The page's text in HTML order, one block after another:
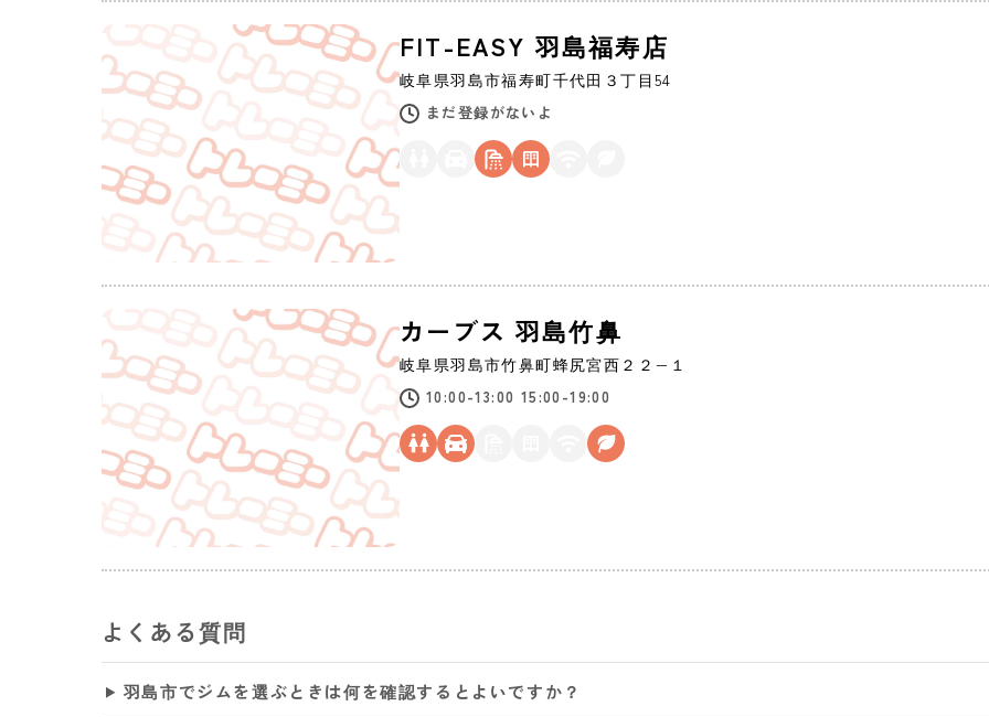
FIT-EASY 羽島福寿店
岐阜県羽島市福寿町千代田３丁目54
まだ登録がないよ
カーブス 羽島竹鼻
岐阜県羽島市竹鼻町蜂尻宮西２２−１
10:00-13:00 15:00-19:00
よくある質問
羽島市でジムを選ぶときは何を確認するとよいですか？